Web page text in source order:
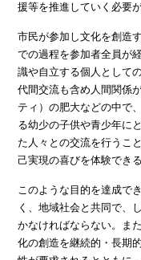
援等を推進していく必要が
市民が参加し文化を創造
での過程を参加者全員が
識や自立する個人として
代間交流も含め人間関係
ティ）の肥大などの中で
る幼少の子供や青少年に
た人々との交流を行うこ
己実現の喜びを体験でき
このような目的を達成で
く、地域社会と共同で、
かなければならない。ま
化の創造を継続的・長期